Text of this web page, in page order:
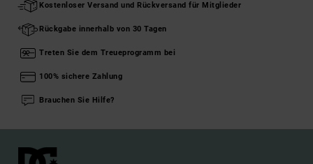
Kostenloser Versand und Rückversand für Mitglieder
Rückgabe innerhalb von 30 Tagen
Treten Sie dem Treueprogramm bei
100% sichere Zahlung
Brauchen Sie Hilfe?